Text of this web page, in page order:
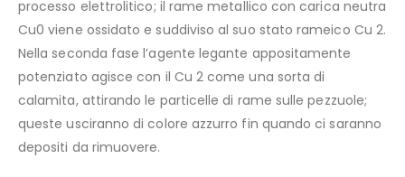
processo elettrolitico; il rame metallico con carica neutra
Cu0 viene ossidato e suddiviso al suo stato rameico Cu 2.
Nella seconda fase l’agente legante appositamente
potenziato agisce con il Cu 2 come una sorta di
calamita, attirando le particelle di rame sulle pezzuole;
queste usciranno di colore azzurro fin quando ci saranno
depositi da rimuovere.